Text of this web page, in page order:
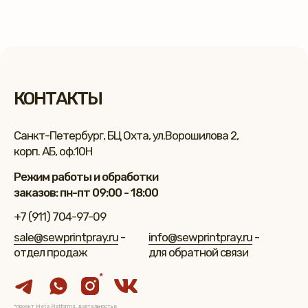
Санкт-Петербург, БЦ Охта, ул.Ворошилова 2,
корп. АБ, оф.10Н
+7 (911) 704-97-09
sale@sewprintpray.ru -
отдел продаж
Режим работы и обработки
заказов: пн-пт 09:00 - 18:00
КОНТАКТЫ
*проект Meta Platforms, деятельность в
*
info@sewprintpray.ru -
для обратной связи